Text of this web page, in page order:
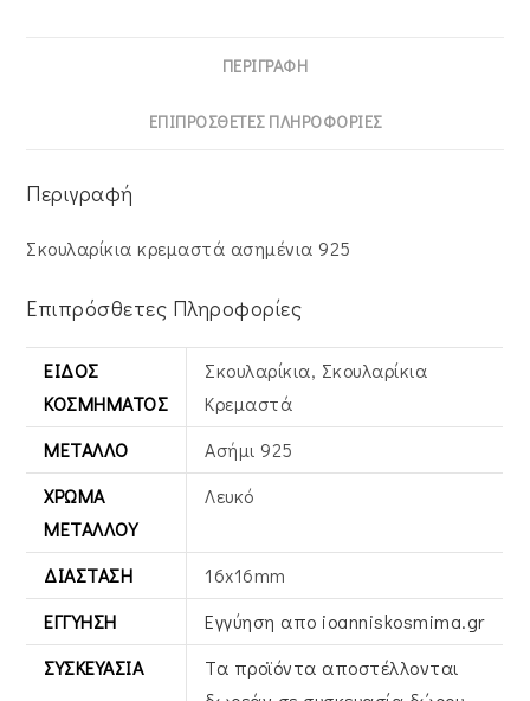
ΠΕΡΙΓΡΑΦΉ
ΕΠΙΠΡΌΣΘΕΤΕΣ ΠΛΗΡΟΦΟΡΊΕΣ
Περιγραφή
Σκουλαρίκια κρεμαστά ασημένια 925
Επιπρόσθετες Πληροφορίες
ΕΊΔΟΣ
ΚΟΣΜΉΜΑΤΟΣ
Σκουλαρίκια, Σκουλαρίκια
Κρεμαστά
ΜΈΤΑΛΛΟ
Ασήμι 925
ΧΡΏΜΑ
ΜΕΤΆΛΛΟΥ
Λευκό
ΔΙΆΣΤΑΣΗ
16x16mm
ΕΓΓΎΗΣΗ
Εγγύηση απο ioanniskosmima.gr
ΣΥΣΚΕΥΑΣΊΑ
Τα προϊόντα αποστέλλονται